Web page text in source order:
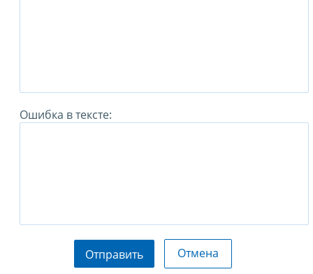
Ошибка в тексте:
Отправить Отмена